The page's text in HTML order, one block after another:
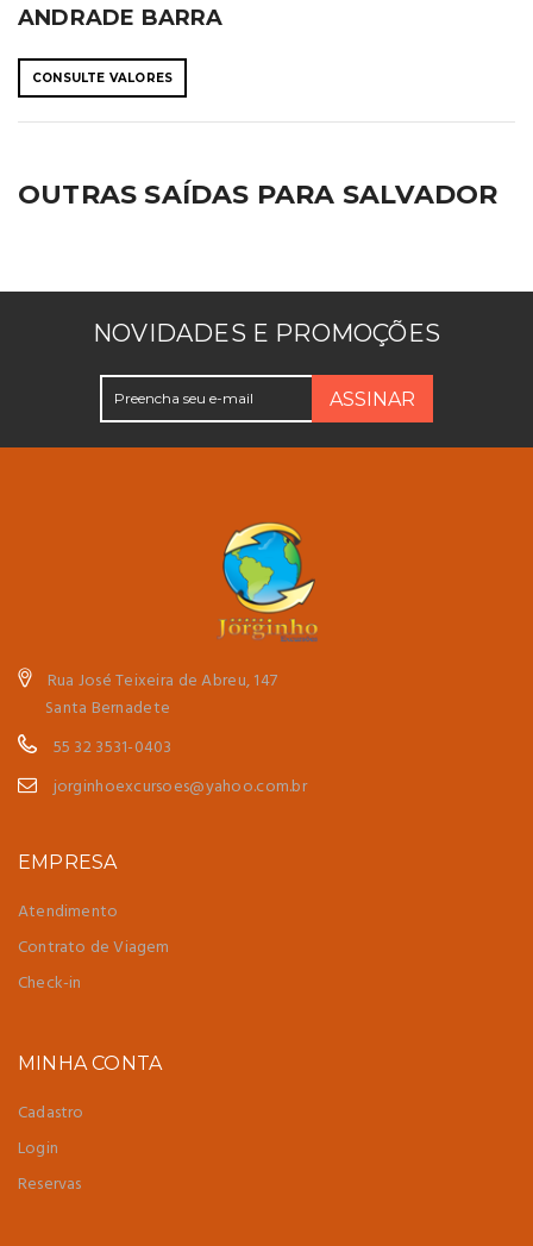
ANDRADE BARRA
CONSULTE VALORES
OUTRAS SAÍDAS PARA SALVADOR
NOVIDADES E PROMOÇÕES
ASSINAR
Rua José Teixeira de Abreu, 147
Santa Bernadete
55 32 3531-0403
jorginhoexcursoes@yahoo.com.br
EMPRESA
Atendimento
Contrato de Viagem
Check-in
MINHA CONTA
Cadastro
Login
Reservas